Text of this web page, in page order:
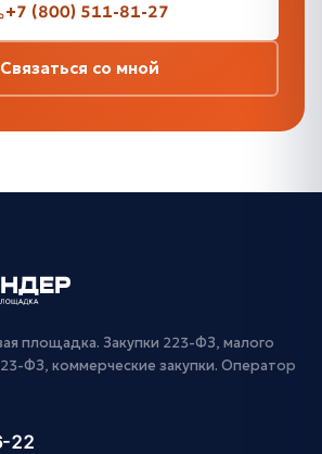
+7 (800) 511-81-27
Связаться со мной
площадка. Закупки 223-ФЗ, малого
ФЗ, коммерческие закупки. Оператор
22